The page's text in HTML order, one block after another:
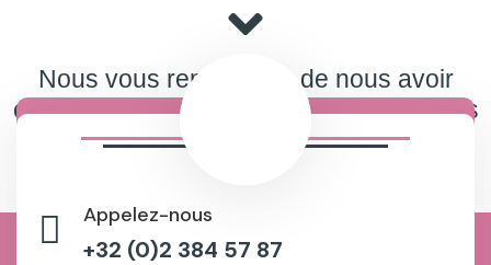
Nous vous remercions de nous avoir
contacté, nous vous répondrons dans les
plus brefs délais.
Appelez-nous
+32 (0)2 384 57 87